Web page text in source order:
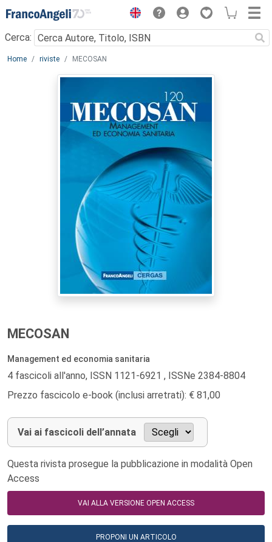
Menu
Cerca:
Main content
Home riviste MECOSAN
MECOSAN
Management ed economia sanitaria
4 fascicoli all'anno, ISSN 1121-6921 , ISSNe 2384-8804
Prezzo fascicolo e-book (inclusi arretrati): € 81,00
Vai ai fascicoli dell’annata
Questa rivista prosegue la pubblicazione in modalità Open
Access
VAI ALLA VERSIONE OPEN ACCESS
PROPONI UN ARTICOLO